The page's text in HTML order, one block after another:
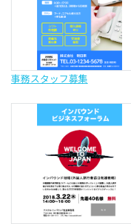
事務スタッフ募集